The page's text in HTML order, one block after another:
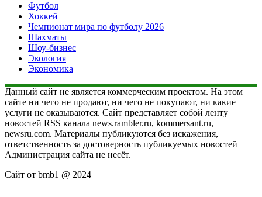
Футбол
Хоккей
Чемпионат мира по футболу 2026
Шахматы
Шоу-бизнес
Экология
Экономика
Данный сайт не является коммерческим проектом. На этом
сайте ни чего не продают, ни чего не покупают, ни какие
услуги не оказываются. Сайт представляет собой ленту
новостей RSS канала news.rambler.ru, kommersant.ru,
newsru.com. Материалы публикуются без искажения,
ответственность за достоверность публикуемых новостей
Администрация сайта не несёт.
Сайт от bmb1 @ 2024